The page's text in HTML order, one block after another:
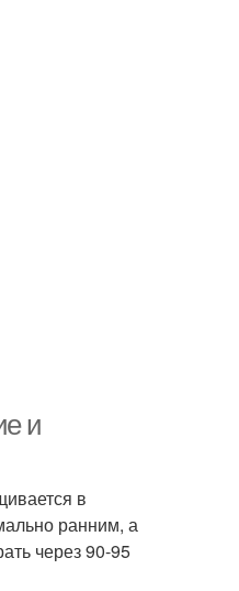
и
в
ранним, а
через 90-95